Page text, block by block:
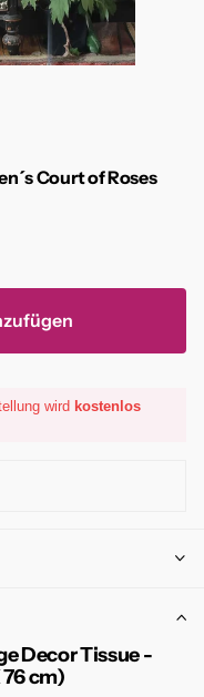
Court of Roses
wird kostenlos
Decor Tissue -
76 cm)